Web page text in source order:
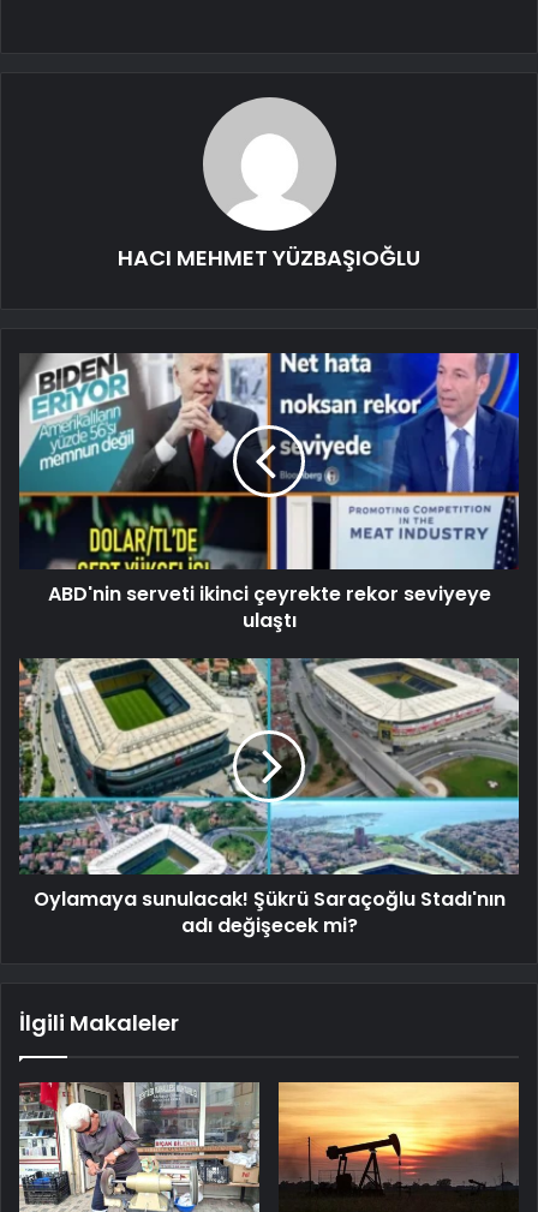
HACI MEHMET YÜZBAŞIOĞLU
ABD'nin serveti ikinci çeyrekte rekor seviyeye
ulaştı
Oylamaya sunulacak! Şükrü Saraçoğlu Stadı'nın
adı değişecek mi?
İlgili Makaleler